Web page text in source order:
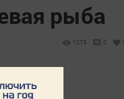
рыба
1273 0